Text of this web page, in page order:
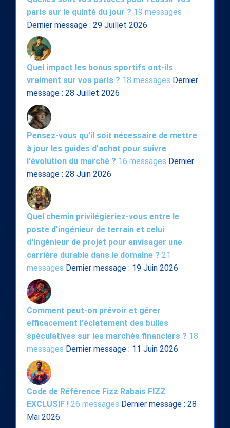
paris sur le quinté du jour ? 19 messages
Dernier message : 29 Juillet 2026
Quel impact les bonus sportifs ont-ils
vraiment sur vos paris ? 18 messages Dernier
message : 28 Juillet 2026
Pensez-vous qu'il soit nécessaire de mettre
à jour les guides d'achat pour suivre
l'évolution du marché ? 16 messages Dernier
message : 28 Juin 2026
Quel chemin privilégieriez-vous entre le
poste d'ingénieur de terrain et celui
d'ingénieur de projet pour envisager une
carrière durable dans le domaine ? 21
messages Dernier message : 19 Juin 2026
Comment peut-on prévoir et gérer
efficacement l'éclatement des bulles
spéculatives sur les marchés financiers ? 18
messages Dernier message : 11 Juin 2026
Code de Référence Fizz Rabais FIZZ
EXCLUSIF ! 26 messages Dernier message : 28
Mai 2026